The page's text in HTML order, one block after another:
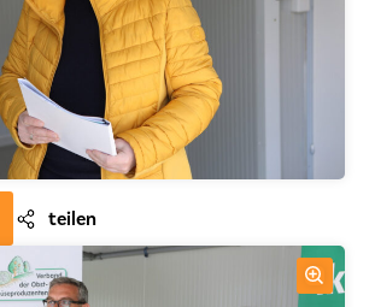
teilen